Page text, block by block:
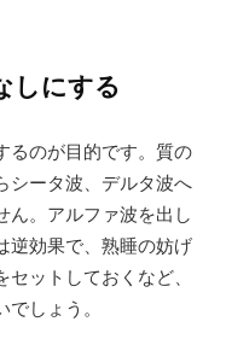
しにする
るのが目的です。質の
シータ波、デルタ波へ
ん。アルファ波を出し
逆効果で、熟睡の妨げ
ットしておくなど、
しょう。